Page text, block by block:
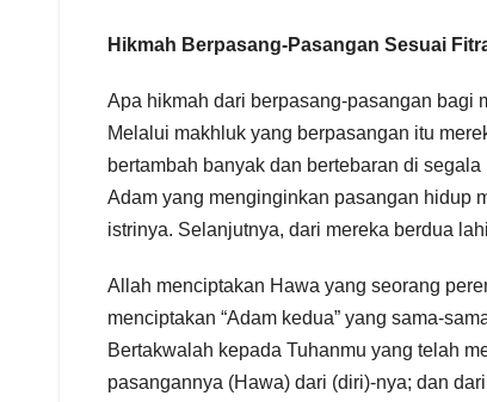
Hikmah Berpasang-Pasangan Sesuai
Apa hikmah dari berpasang-pasangan bagi
Melalui makhluk yang berpasangan itu
bertambah banyak dan bertebaran di
Adam yang menginginkan pasangan hidup
istrinya. Selanjutnya, dari mereka berdua
Allah menciptakan Hawa yang seorang
menciptakan “Adam kedua” yang sama-
Bertakwalah kepada Tuhanmu yang telah
pasangannya (Hawa) dari (diri)-nya; dan